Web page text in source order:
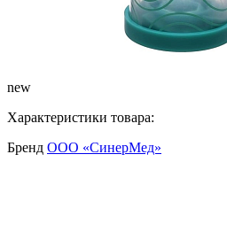
new
Характеристики товара:
Бренд ООО «СинерМед»